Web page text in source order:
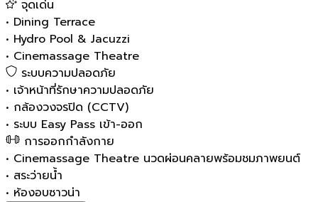
จุดเด่น
• Dining Terrace
• Hydro Pool & Jacuzzi
• Cinemassage Theatre
ระบบความปลอดภัย
• เจ้าหน้าที่รักษาความปลอดภัย
• กล้องวงจรปิด (CCTV)
• ระบบ Easy Pass เข้า-ออก
การออกกำลังกาย
• Cinemassage Theatre นวดผ่อนคลายพร้อมชมภาพยนต์
• สระว่ายน้ำ
• ห้องอบซาวน่า